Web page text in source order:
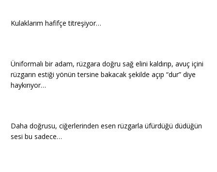
Kulaklarım hafifçe titreşiyor…
Üniformalı bir adam, rüzgara doğru sağ elini kaldırıp, avuç içini
rüzgarın estiği yönün tersine bakacak şekilde açıp “dur” diye
haykırıyor…
Daha doğrusu, ciğerlerinden esen rüzgarla üfürdüğü düdüğün
sesi bu sadece…